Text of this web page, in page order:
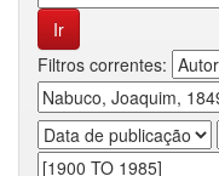
Filtros correntes: